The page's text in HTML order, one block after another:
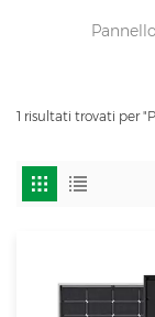
1 risultati trovati per